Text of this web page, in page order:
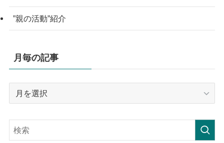
”親の活動”紹介
月毎の記事
記
事